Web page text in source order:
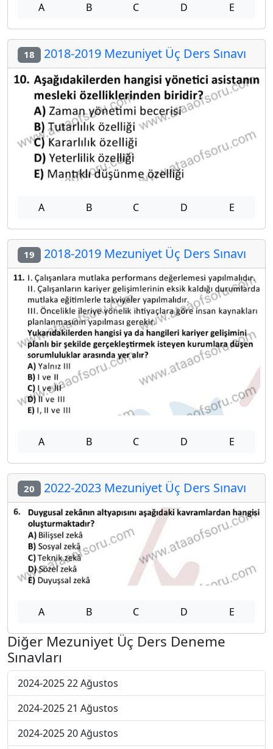
A B C D E
18 2018-2019 Mezuniyet Üç Ders Sınavı
A B C D E
19 2018-2019 Mezuniyet Üç Ders Sınavı
A B C D E
20 2022-2023 Mezuniyet Üç Ders Sınavı
A B C D E
Diğer Mezuniyet Üç Ders Deneme
Sınavları
2024-2025 22 Ağustos
2024-2025 21 Ağustos
2024-2025 20 Ağustos